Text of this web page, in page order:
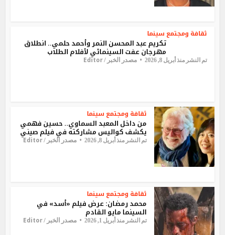
ثقافة ومجتمع سينما
تكريم عبد المحسن النمر وأحمد حلمي.. انطلاق
مهرجان عفت السينمائي لأفلام الطلاب
تم النشر منذ أبريل 8, 2026 مصدر الخبر /Editor
ثقافة ومجتمع سينما
من داخل المعبد السماوي.. حسين فهمي
يكشف كواليس مشاركته في فيلم صيني
تم النشر منذ أبريل 8, 2026 مصدر الخبر /Editor
ثقافة ومجتمع سينما
محمد رمضان: عرض فيلم «أسد» في
السينما مايو القادم
تم النشر منذ أبريل 1, 2026 مصدر الخبر /Editor